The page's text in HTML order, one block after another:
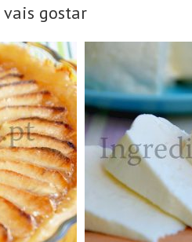
vais gostar
1